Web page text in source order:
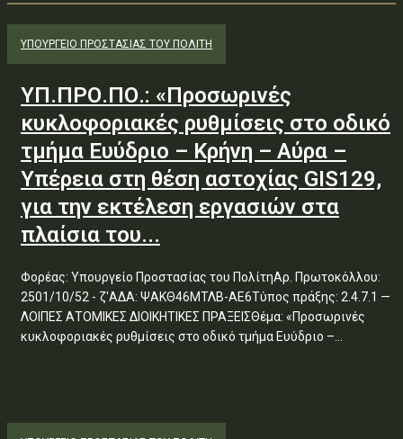
ΥΠΟΥΡΓΕΊΟ ΠΡΟΣΤΑΣΊΑΣ ΤΟΥ ΠΟΛΊΤΗ
ΥΠ.ΠΡΟ.ΠΟ.: «Προσωρινές
κυκλοφοριακές ρυθμίσεις στο οδικό
τμήμα Ευύδριο – Κρήνη – Αύρα –
Υπέρεια στη θέση αστοχίας GIS129,
για την εκτέλεση εργασιών στα
πλαίσια του...
Φορέας: Υπουργείο Προστασίας του ΠολίτηΑρ. Πρωτοκόλλου:
2501/10/52 - ζ'ΑΔΑ: ΨΑΚΘ46ΜΤΛΒ-ΑΕ6Τύπος πράξης: 2.4.7.1 —
ΛΟΙΠΕΣ ΑΤΟΜΙΚΕΣ ΔΙΟΙΚΗΤΙΚΕΣ ΠΡΑΞΕΙΣΘέμα: «Προσωρινές
κυκλοφοριακές ρυθμίσεις στο οδικό τμήμα Ευύδριο –...